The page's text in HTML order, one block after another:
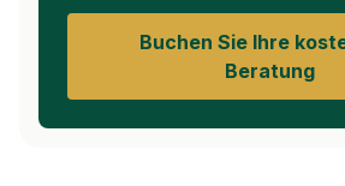
Buchen Sie Ihre
Beratung